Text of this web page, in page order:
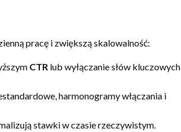
pracę i zwiększą skalowalność:
CTR lub wyłączanie słów
harmonogramy włączania i
stawki w czasie rzeczywistym.